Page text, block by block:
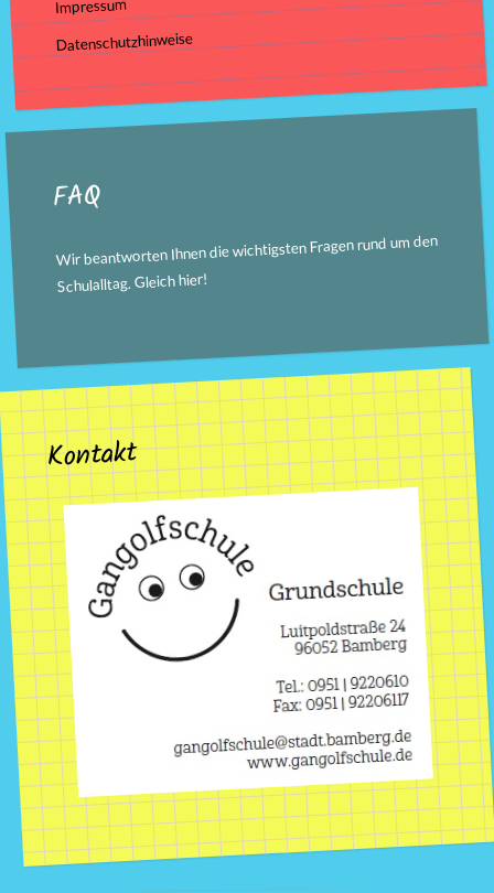
Impressum
Datenschutzhinweise
FAQ
Wir beantworten Ihnen die wichtigsten Fragen rund um den
Schulalltag. Gleichhier!
Kontakt